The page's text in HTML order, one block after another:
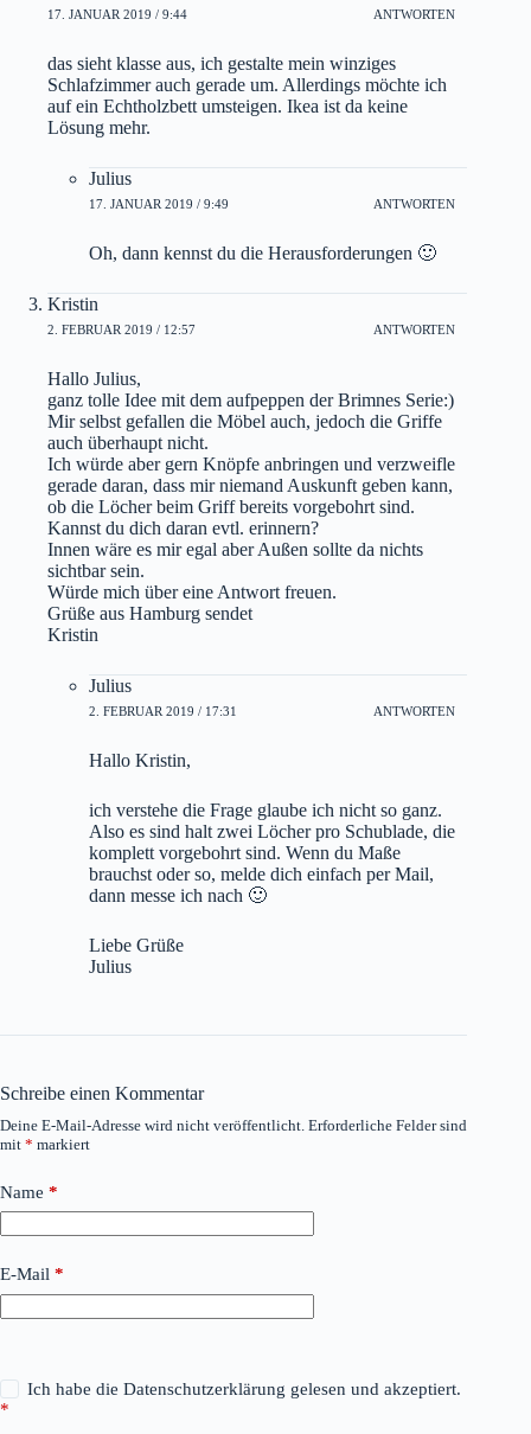
17. JANUAR 2019 / 9:44 ANTWORTEN
das sieht klasse aus, ich gestalte mein winziges
Schlafzimmer auch gerade um. Allerdings möchte ich
auf ein Echtholzbett umsteigen. Ikea ist da keine
Lösung mehr.
Julius
17. JANUAR 2019 / 9:49 ANTWORTEN
Oh, dann kennst du die Herausforderungen 🙂
Kristin
2. FEBRUAR 2019 / 12:57 ANTWORTEN
Hallo Julius,
ganz tolle Idee mit dem aufpeppen der Brimnes Serie:)
Mir selbst gefallen die Möbel auch, jedoch die Griffe
auch überhaupt nicht.
Ich würde aber gern Knöpfe anbringen und verzweifle
gerade daran, dass mir niemand Auskunft geben kann,
ob die Löcher beim Griff bereits vorgebohrt sind.
Kannst du dich daran evtl. erinnern?
Innen wäre es mir egal aber Außen sollte da nichts
sichtbar sein.
Würde mich über eine Antwort freuen.
Grüße aus Hamburg sendet
Kristin
Julius
2. FEBRUAR 2019 / 17:31 ANTWORTEN
Hallo Kristin,
ich verstehe die Frage glaube ich nicht so ganz.
Also es sind halt zwei Löcher pro Schublade, die
komplett vorgebohrt sind. Wenn du Maße
brauchst oder so, melde dich einfach per Mail,
dann messe ich nach 🙂
Liebe Grüße
Julius
Schreibe einen Kommentar
Deine E-Mail-Adresse wird nicht veröffentlicht. Erforderliche Felder sind
mit * markiert
Name *
E-Mail *
Ich habe die Datenschutzerklärung gelesen und akzeptiert.
*